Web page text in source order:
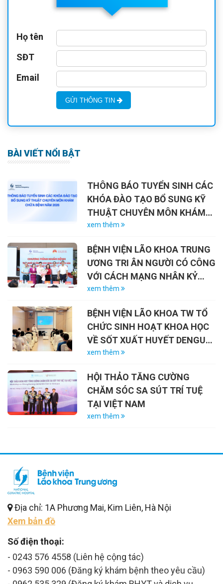
Họ tên
SĐT
Email
GỬI THÔNG TIN
BÀI VIẾT NỔI BẬT
THÔNG BÁO TUYỂN SINH CÁC
KHÓA ĐÀO TẠO BỔ SUNG KỸ
THUẬT CHUYÊN MÔN KHÁM
CHỮA BỆNH NĂM 2026
xem thêm
BỆNH VIỆN LÃO KHOA TRUNG
ƯƠNG TRI ÂN NGƯỜI CÓ CÔNG
VỚI CÁCH MẠNG NHÂN KỶ
NIỆM 79 NĂM NGÀY THƯƠNG
27/7/2026)
xem thêm
BỆNH VIỆN LÃO KHOA TW TỔ
CHỨC SINH HOẠT KHOA HỌC
VỀ SỐT XUẤT HUYẾT DENGUE
VÀ VAI TRÒ CỦA VẮC-XIN
xem thêm
HỘI THẢO TĂNG CƯỜNG
CHĂM SÓC SA SÚT TRÍ TUỆ
TẠI VIỆT NAM
xem thêm
Địa chỉ: 1A Phương Mai, Kim Liên, Hà Nội
Xem bản đồ
Số điện thoại:
- 0243 576 4558 (Liên hệ cộng tác)
- 0963 590 006 (Đăng ký khám bệnh theo yêu cầu)